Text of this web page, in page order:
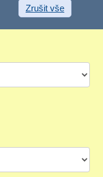
Zrušit vše